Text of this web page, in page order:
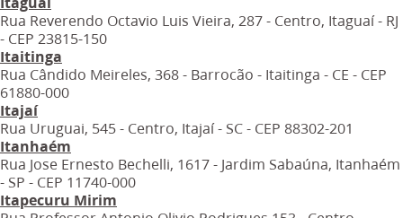
Rua Reverendo Octavio Luis Vieira, 287 - Centro, Itaguaí - RJ
- CEP 23815-150
Itaitinga
Rua Cândido Meireles, 368 - Barrocão - Itaitinga - CE - CEP
61880-000
Itajaí
Rua Uruguai, 545 - Centro, Itajaí - SC - CEP 88302-201
Itanhaém
Rua Jose Ernesto Bechelli, 1617 - Jardim Sabaúna, Itanhaém
- SP - CEP 11740-000
Itapecuru Mirim